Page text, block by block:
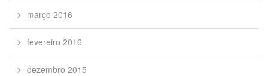
março 2016
fevereiro 2016
dezembro 2015